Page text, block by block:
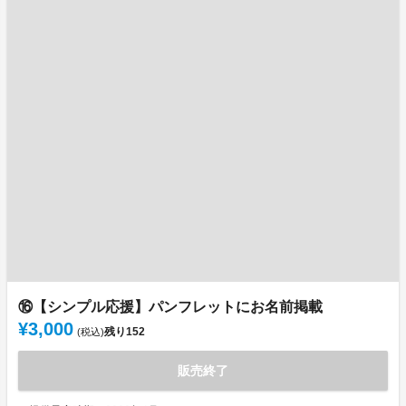
⑯【シンプル応援】パンフレットにお名前掲載
¥3,000 (税込)残り152
販売終了